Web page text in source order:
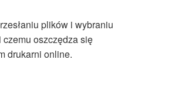
plików i wybraniu
oszczędza się
drukarni online.